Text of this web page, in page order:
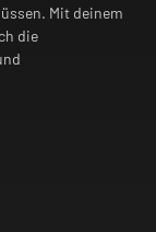
Mit deinem
die